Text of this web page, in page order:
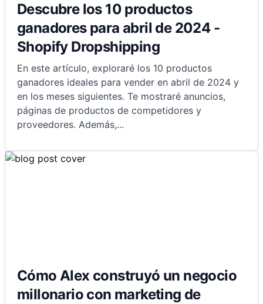
Descubre los 10 productos
ganadores para abril de 2024 -
Shopify Dropshipping
En este artículo, exploraré los 10 productos
ganadores ideales para vender en abril de 2024 y
en los meses siguientes. Te mostraré anuncios,
páginas de productos de competidores y
proveedores. Además,...
Cómo Alex construyó un negocio
millonario con marketing de